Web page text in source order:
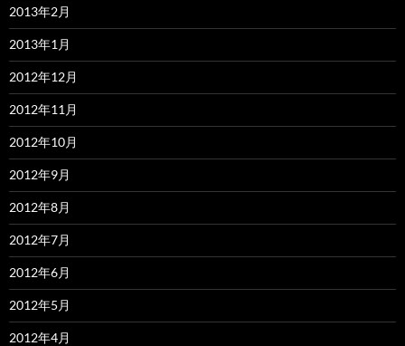
2013年2月
2013年1月
2012年12月
2012年11月
2012年10月
2012年9月
2012年8月
2012年7月
2012年6月
2012年5月
2012年4月